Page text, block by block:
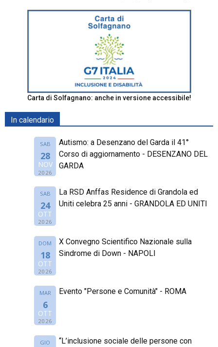
Carta di Solfagnano: anche in versione accessibile!
In calendario
SAB
28
NOV
2026
Autismo: a Desenzano del Garda il 41°
Corso di aggiornamento - DESENZANO DEL
GARDA
SAB
24
OTT
2026
La RSD Anffas Residence di Grandola ed
Uniti celebra 25 anni - GRANDOLA ED UNITI
DOM
18
OTT
2026
X Convegno Scientifico Nazionale sulla
Sindrome di Down - NAPOLI
MAR
6
OTT
2026
Evento "Persone e Comunità" - ROMA
GIO
“L’inclusione sociale delle persone con